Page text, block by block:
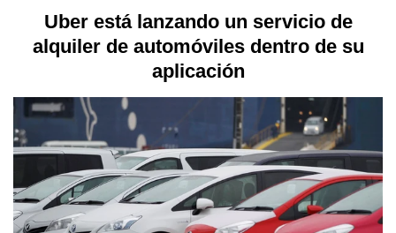
Uber está lanzando un servicio de
alquiler de automóviles dentro de su
aplicación